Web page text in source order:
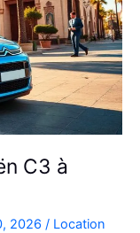
C3 à
2026 / Location